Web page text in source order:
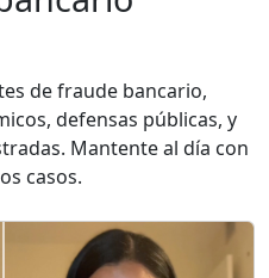
de fraude bancario,
defensas públicas, y
Mantente al día con
casos.